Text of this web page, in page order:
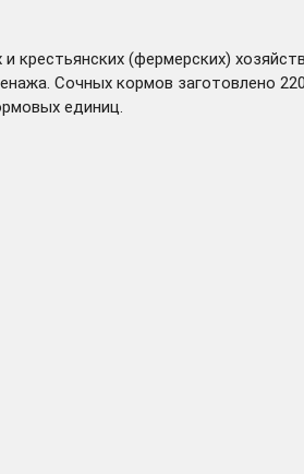
крестьянских (фермерских)
Сочных кормов заготовлено
единиц.